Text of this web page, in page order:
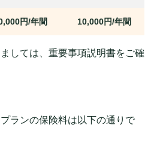
円/年間 10,000円/年間
しては、重要事項説明書をご確
ランの保険料は以下の通りで